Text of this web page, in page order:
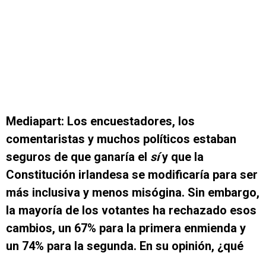
Mediapart: Los encuestadores, los
comentaristas y muchos políticos estaban
seguros de que ganaría el síy que la
Constitución irlandesa se modificaría para ser
más inclusiva y menos misógina. Sin embargo,
la mayoría de los votantes ha rechazado esos
cambios, un 67% para la primera enmienda y
un 74% para la segunda. En su opinión, ¿qué